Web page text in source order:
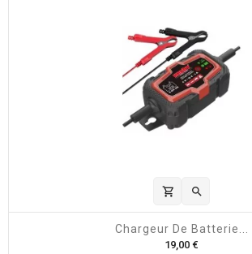
shopping_cart 
Chargeur De Batterie...
19,00 €